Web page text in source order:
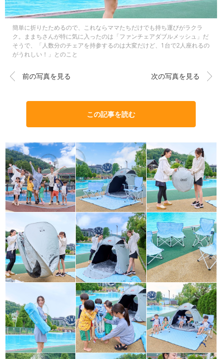
簡単に折りたためるので、これならママたちだけでも持ち運びがラクラ
ク。ままちさんが特に気に入ったのは「ファンチェアダブルメッシュ」だ
そうで、「人数分のチェアを持参するのは大変だけど、1台で2人座れるの
がうれしい！」とのこと
前の写真を見る 次の写真を見る
この記事を読む